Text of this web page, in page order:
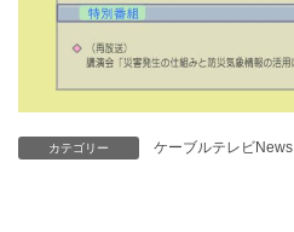
カテゴリー ケーブルテレビNews